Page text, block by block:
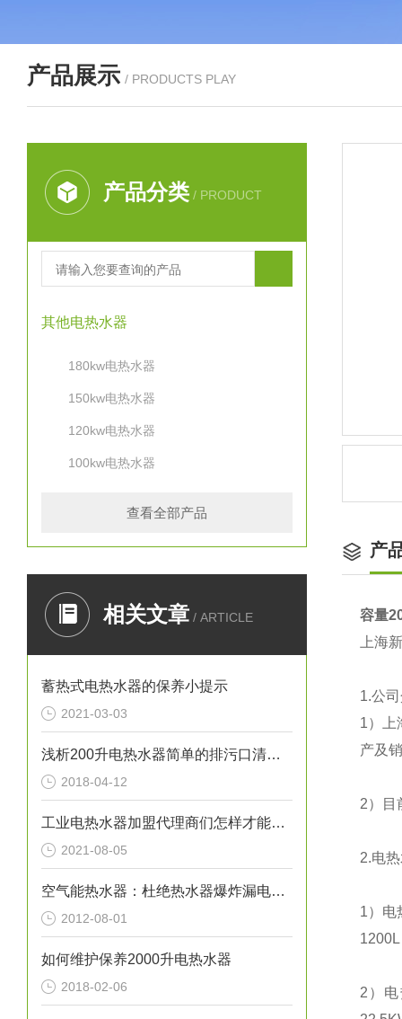
产品展示 / PRODUCTS PLAY
产品分类 / PRODUCT
其他电热水器
180kw电热水器
150kw电热水器
120kw电热水器
100kw电热水器
查看全部产品
相关文章 / ARTICLE
蓄热式电热水器的保养小提示
2021-03-03
浅析200升电热水器简单的排污口清洁方法
2018-04-12
工业电热水器加盟代理商们怎样才能让自己的事业风生水起呢？
2021-08-05
空气能热水器：杜绝热水器爆炸漏电事故
2012-08-01
如何维护保养2000升电热水器
2018-02-06
产
容量
上海
1.公
1）
产及
2）目
2.电
1）电
2）